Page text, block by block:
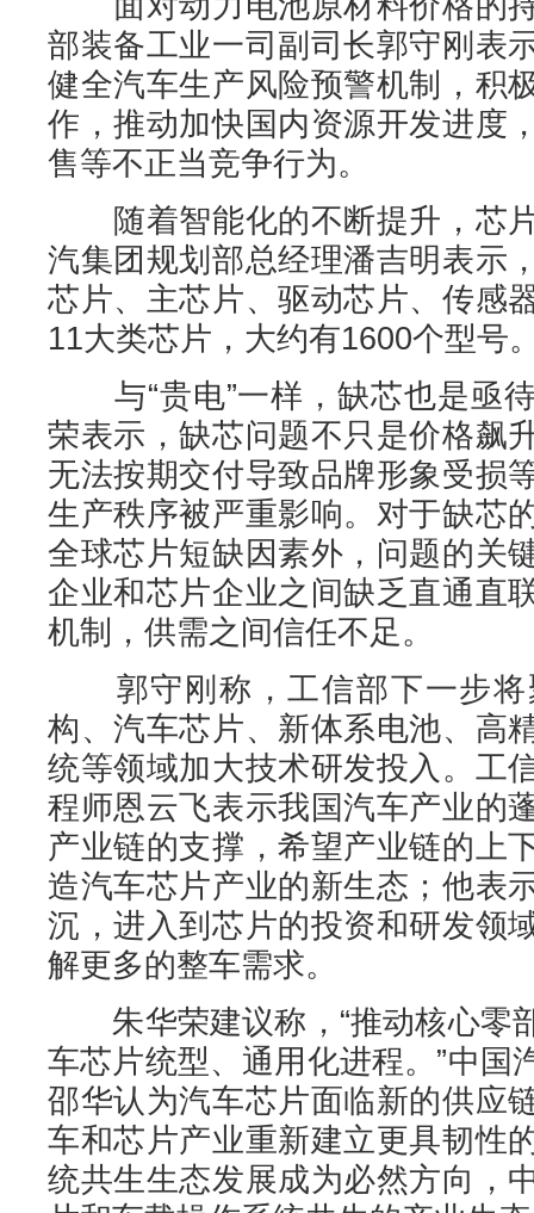
部装备工业一司副司长郭守刚表
健全汽车生产风险预警机制，积
作，推动加快国内资源开发进度
售等不正当竞争行为。
随着智能化的不断提升，芯
汽集团规划部总经理潘吉明表示
芯片、主芯片、驱动芯片、传感
11大类芯片，大约有1600个型号
与“贵电”一样，缺芯也是亟
荣表示，缺芯问题不只是价格飙
无法按期交付导致品牌形象受损
生产秩序被严重影响。对于缺芯
全球芯片短缺因素外，问题的关
企业和芯片企业之间缺乏直通直
机制，供需之间信任不足。
郭守刚称，工信部下一步将
构、汽车芯片、新体系电池、高
统等领域加大技术研发投入。工
程师恩云飞表示我国汽车产业的
产业链的支撑，希望产业链的上
造汽车芯片产业的新生态；他表
沉，进入到芯片的投资和研发领
解更多的整车需求。
朱华荣建议称，“推动核心零
车芯片统型、通用化进程。”中国
邵华认为汽车芯片面临新的供应
车和芯片产业重新建立更具韧性
统共生生态发展成为必然方向，